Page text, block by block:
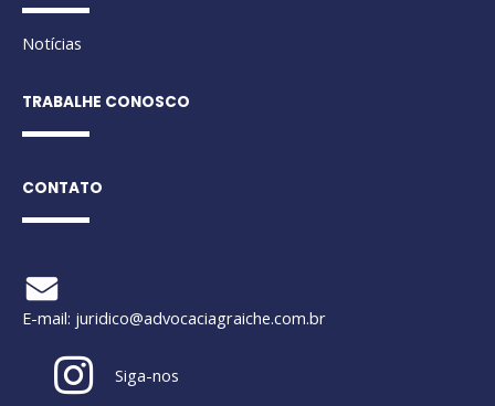
Notícias
TRABALHE CONOSCO
CONTATO
E-mail: juridico@advocaciagraiche.com.br
Siga-nos